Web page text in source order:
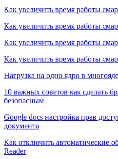
Как увеличить время работы
Как увеличить время работы
Как увеличить время работы
Как увеличить время работы
Нагрузка на одно ядро в
10 важных советов как сделать
безопасным
Google docs настройка прав
документа
Как отключить автоматические
Reader